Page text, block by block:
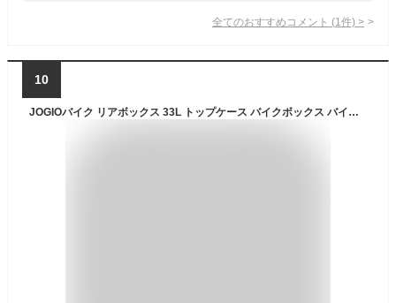
全てのおすすめコメント (1 件) >
10
JOGIOバイク リアボックス 33L トップケース バイクボックス バイク用ボックス 着脱可能式 大容量 原付 スクーター フルフェイス収納可能 ヘルメット入れ (B)